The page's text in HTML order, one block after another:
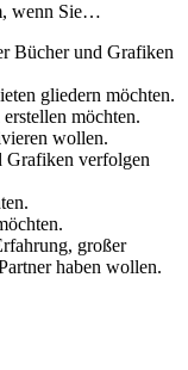
wenn Sie…
Bücher und Grafiken
gliedern möchten.
möchten.
wollen.
Grafiken verfolgen
großer
haben wollen.